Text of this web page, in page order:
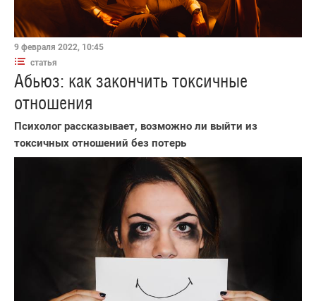
9 февраля 2022, 10:45
статья
Абьюз: как закончить токсичные
отношения
Психолог рассказывает, возможно ли выйти из
токсичных отношений без потерь